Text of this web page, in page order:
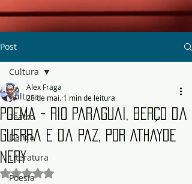
Post
Cultura
Teatro
Dança
Literatura
Poesia
Cultura
Poema - Rio Paraguai, berço da
guerra e da paz, por Athayde
Nery
Alex Fraga
28 de mai. 1 min de leitura
Avaliado com NaN de 5 estrelas.